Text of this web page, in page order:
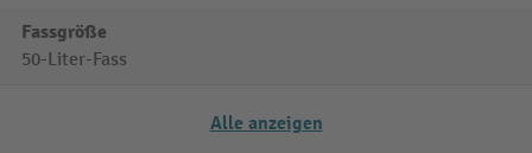
Fassgröße
50-Liter-Fass
Alle anzeigen